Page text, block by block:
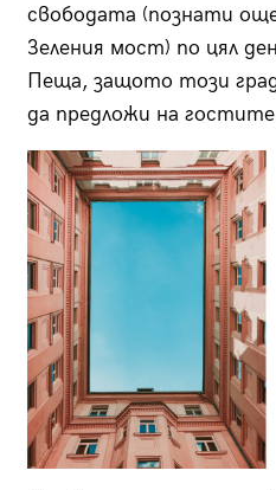
свободата (познати
Зеления мост) по цял
Пеща, защото този
да предложи на